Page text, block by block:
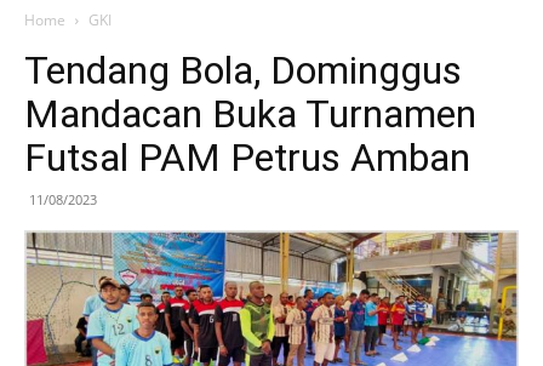
Home GKI
Tendang Bola, Dominggus
Mandacan Buka Turnamen
Futsal PAM Petrus Amban
11/08/2023